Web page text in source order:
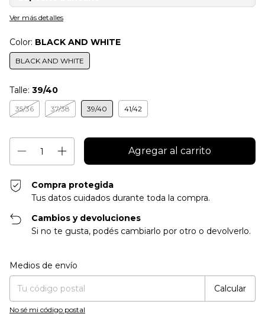
Ver más detalles
Color: BLACK AND WHITE
BLACK AND WHITE
Talle: 39/40
35/36 37/38 39/40 41/42
Compra protegida
Tus datos cuidados durante toda la compra.
Cambios y devoluciones
Si no te gusta, podés cambiarlo por otro o devolverlo.
Entregas para el CP:
Medios de envío
Calcular
No sé mi código postal